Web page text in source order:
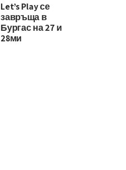
Let’s Play се
завръща в
Бургас на 27 и
28ми